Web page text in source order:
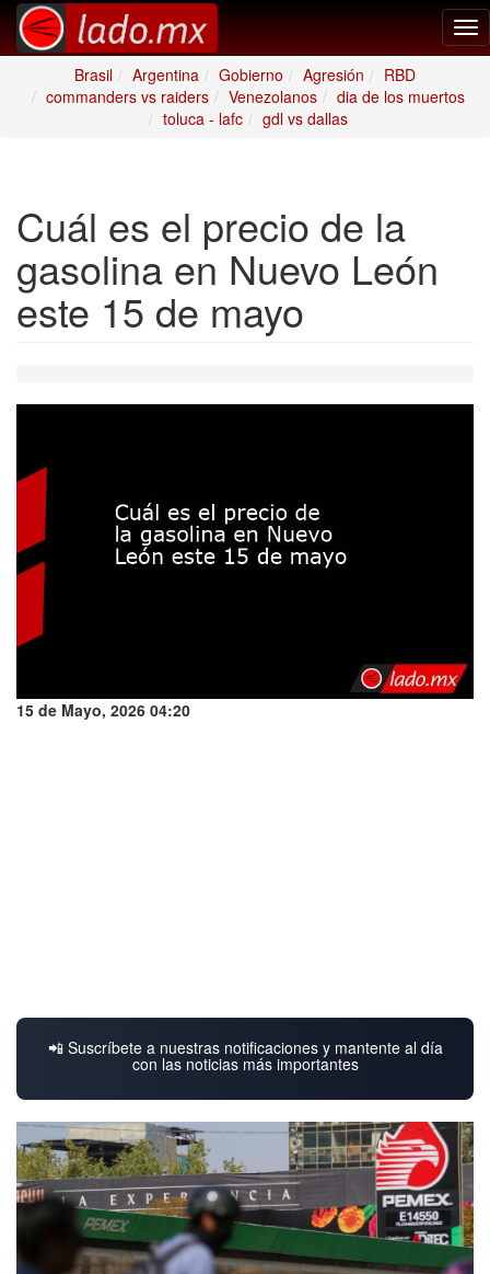
Brasil
Argentina Gobierno Agresión
RBD
commanders vs raiders
Venezolanos
dia de los muertos
toluca - lafc
gdl vs dallas
Cuál es el precio de la
gasolina en Nuevo León
este 15 de mayo
15 de Mayo, 2026 04:20
📲 Suscríbete a nuestras notificaciones y mantente al día
con las noticias más importantes